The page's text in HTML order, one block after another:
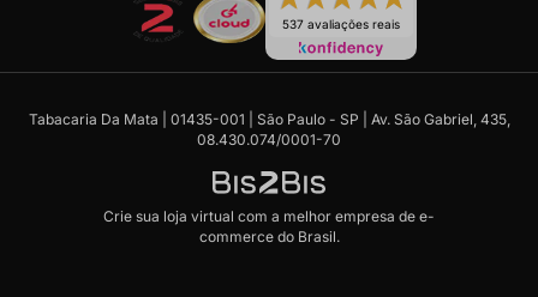
537 avaliações reais
Tabacaria Da Mata | 01435-001 | São Paulo - SP | Av. São Gabriel, 435,
08.430.074/0001-70
Crie sua loja virtual com a melhor empresa de e-
commerce do Brasil.